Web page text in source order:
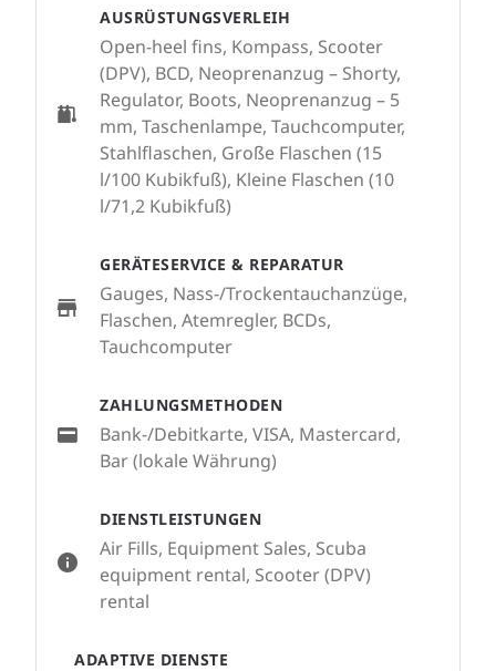
DIENSTLEISTUNGEN
Air Fills, Equipment Sales, Scuba
equipment rental, Scooter (DPV)
rental
ADAPTIVE DIENSTE
AUSRÜSTUNGSVERLEIH
Open-heel fins, Kompass, Scooter
(DPV), BCD, Neoprenanzug – Shorty,
Regulator, Boots, Neoprenanzug – 5
mm, Taschenlampe, Tauchcomputer,
Stahlflaschen, Große Flaschen (15
l/100 Kubikfuß), Kleine Flaschen (10
l/71,2 Kubikfuß)
GERÄTESERVICE & REPARATUR
Gauges, Nass-/Trockentauchanzüge,
Flaschen, Atemregler, BCDs,
Tauchcomputer
ZAHLUNGSMETHODEN
Bank-/Debitkarte, VISA, Mastercard,
Bar (lokale Währung)